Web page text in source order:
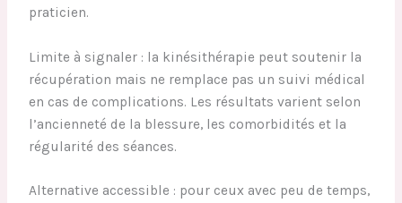
praticien.
Limite à signaler : la kinésithérapie peut soutenir la
récupération mais ne remplace pas un suivi médical
en cas de complications. Les résultats varient selon
l’ancienneté de la blessure, les comorbidités et la
régularité des séances.
Alternative accessible : pour ceux avec peu de temps,